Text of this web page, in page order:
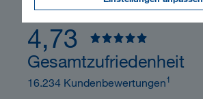
So bewerten uns unsere Kund:innen
4,73
Gesamtzufriedenheit
16.234 Kundenbewertungen1